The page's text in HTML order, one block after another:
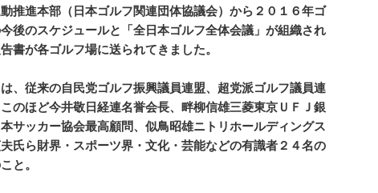
推進本部（日本ゴルフ関連団体協議会）から２０１６年ゴ
後のスケジュールと「全日本ゴルフ全体会議」が組織され
書が各ゴルフ場に送られてきました。
、従来の自民党ゴルフ振興議員連盟、超党派ゴルフ議員連
のほど今井敬日経連名誉会長、畔柳信雄三菱東京ＵＦＪ銀
サッカー協会最高顧問、似鳥昭雄ニトリホールディングス
氏ら財界・スポーツ界・文化・芸能などの有識者２４名の
と。